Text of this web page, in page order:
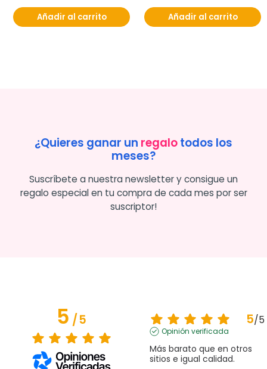
Añadir al carrito Añadir al carrito
¿Quieres ganar un regalotodos los
meses?
Suscríbete a nuestra newsletter y consigue un
regalo especial en tu compra de cada mes por ser
suscriptor!
5/5 5/5
Opinión verificada
Más barato que en otros
sitios e igual calidad.